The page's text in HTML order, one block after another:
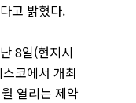
고 밝혔다.
8일(현지시
코에서 개최
열리는 제약